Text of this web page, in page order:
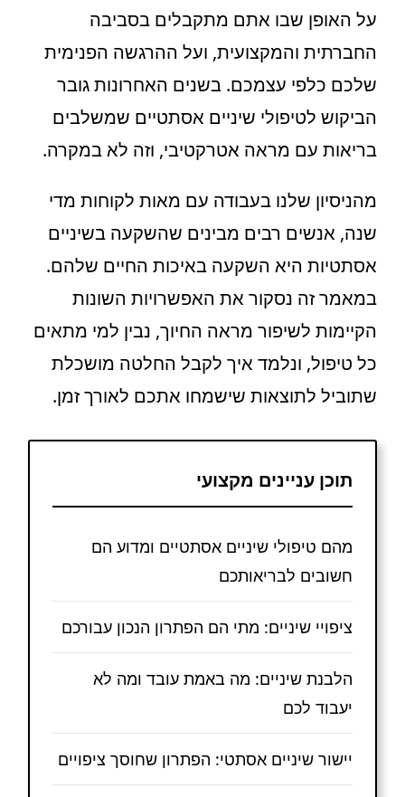
על האופן שבו אתם מתקבלים בסביבה
החברתית והמקצועית, ועל ההרגשה הפנימית
שלכם כלפי עצמכם. בשנים האחרונות גובר
הביקוש לטיפולי שיניים אסתטיים שמשלבים
בריאות עם מראה אטרקטיבי, וזה לא במקרה.
מהניסיון שלנו בעבודה עם מאות לקוחות מדי
שנה, אנשים רבים מבינים שהשקעה בשיניים
אסתטיות היא השקעה באיכות החיים שלהם.
במאמר זה נסקור את האפשרויות השונות
הקיימות לשיפור מראה החיוך, נבין למי מתאים
כל טיפול, ונלמד איך לקבל החלטה מושכלת
שתוביל לתוצאות שישמחו אתכם לאורך זמן.
תוכן עניינים מקצועי
מהם טיפולי שיניים אסתטיים ומדוע הם
חשובים לבריאותכם
ציפויי שיניים: מתי הם הפתרון הנכון עבורכם
הלבנת שיניים: מה באמת עובד ומה לא
יעבוד לכם
יישור שיניים אסתטי: הפתרון שחוסך ציפויים